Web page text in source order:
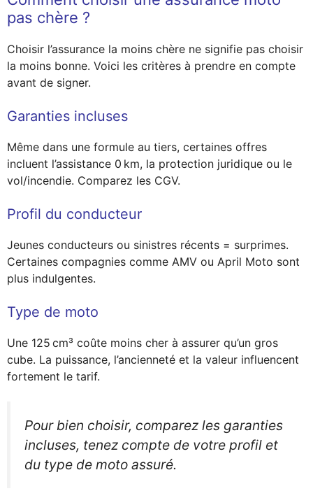
pas chère ?
Choisir l’assurance la moins chère ne signifie pas choisir
la moins bonne. Voici les critères à prendre en compte
avant de signer.
Garanties incluses
Même dans une formule au tiers, certaines offres
incluent l’assistance 0 km, la protection juridique ou le
vol/incendie. Comparez les CGV.
Profil du conducteur
Jeunes conducteurs ou sinistres récents = surprimes.
Certaines compagnies comme AMV ou April Moto sont
plus indulgentes.
Type de moto
Une 125 cm³ coûte moins cher à assurer qu’un gros
cube. La puissance, l’ancienneté et la valeur influencent
fortement le tarif.
Pour bien choisir, comparez les garanties
incluses, tenez compte de votre profil et
du type de moto assuré.